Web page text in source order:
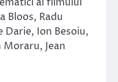
Bloos, Radu
Darie, Ion Besoiu,
Jean